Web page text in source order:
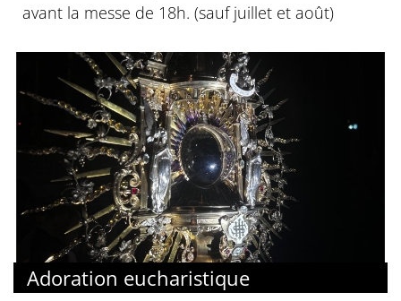
avant la messe de 18h. (sauf juillet et août)
Adoration eucharistique